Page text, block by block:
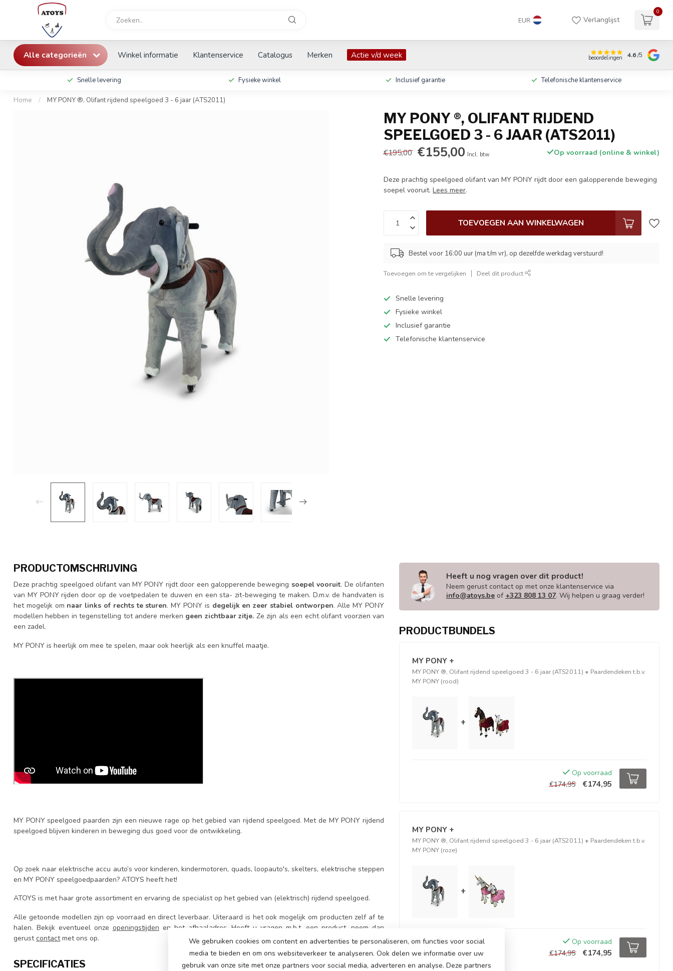
EUR Verlanglijst
0
Alle categorieën Winkel informatie Klantenservice Catalogus Merken Actie v/d week beoordelingen 4.6/5
Snelle levering Fysieke winkel Inclusief garantie Telefonische klantenservice
Home / MY PONY ®, Olifant rijdend speelgoed 3 - 6 jaar (ATS2011)
MY PONY ®, OLIFANT RIJDEND
SPEELGOED 3 - 6 JAAR (ATS2011)
€195,00 €155,00 Incl. btw Op voorraad (online & winkel)
Deze prachtig speelgoed olifant van MY PONY rijdt door een galopperende beweging
soepel vooruit.Lees meer.
TOEVOEGEN AAN WINKELWAGEN
Bestel voor 16:00 uur (ma t/m vr), op dezelfde werkdag verstuurd!
Toevoegen om te vergelijken Deel dit product
Snelle levering
Fysieke winkel
Inclusief garantie
Telefonische klantenservice
PRODUCTOMSCHRIJVING
Deze prachtig speelgoed olifant van MY PONY rijdt door een galopperende beweging soepel vooruit. De olifanten
van MY PONY rijden door op de voetpedalen te duwen en een sta- zit-beweging te maken. D.m.v. de handvaten is
het mogelijk om naar links of rechts te sturen. MY PONY is degelijk en zeer stabiel ontworpen. Alle MY PONY
modellen hebben in tegenstelling tot andere merken geen zichtbaar zitje. Ze zijn als een echt olifant voorzien van
een zadel.
MY PONY is heerlijk om mee te spelen, maar ook heerlijk als een knuffel maatje.
MY PONY speelgoed paarden zijn een nieuwe rage op het gebied van rijdend speelgoed. Met de MY PONY rijdend
speelgoed blijven kinderen in beweging dus goed voor de ontwikkeling.
Op zoek naar elektrische accu auto’s voor kinderen, kindermotoren, quads, loopauto's, skelters, elektrische steppen
en MY PONY speelgoedpaarden? ATOYS heeft het!
ATOYS is met haar grote assortiment en ervaring de specialist op het gebied van (elektrisch) rijdend speelgoed.
Alle getoonde modellen zijn op voorraad en direct leverbaar. Uiteraard is het ook mogelijk om producten zelf af te
halen. Bekijk eventueel onze openingstijden en het afhaaladres . Heeft u vragen m.b.t. een product, neem dan
gerustcontactmet ons op.
SPECIFICATIES
Heeft u nog vragen over dit product!
Neem gerust contact op met onze klantenservice via
info@atoys.be of +323 808 13 07. Wij helpen u graag verder!
PRODUCTBUNDELS
MY PONY +
MY PONY ®, Olifant rijdend speelgoed 3 - 6 jaar (ATS2011) + Paardendeken t.b.v.
MY PONY (rood)
+
Op voorraad
€174,95
€174,95
MY PONY +
MY PONY ®, Olifant rijdend speelgoed 3 - 6 jaar (ATS2011) + Paardendeken t.b.v.
MY PONY (roze)
+
Op voorraad
€174,95
€174,95
We gebruiken cookies om content en advertenties te personaliseren, om functies voor social
media te bieden en om ons websiteverkeer te analyseren. Ook delen we informatie over uw
gebruik van onze site met onze partners voor social media, adverteren en analyse. Deze partners